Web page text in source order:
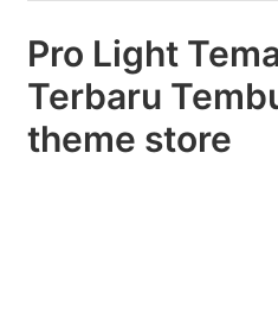
Pro Light
Terbaru
theme store